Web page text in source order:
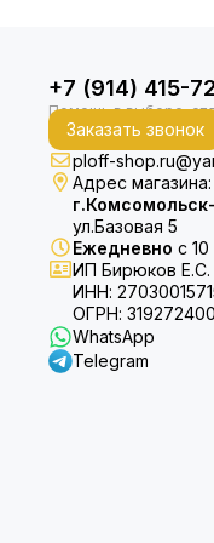
+7 (914) 415-
Заказать звонок
ploff-
Адрес магазина:
ул.Базовая 5
Ежедневно с
ИП Бирюков Е.С.
ИНН:
ОГРН:
WhatsApp
Telegram